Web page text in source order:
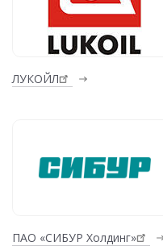
ЛУКОЙЛ
ПАО «СИБУР Холдинг»